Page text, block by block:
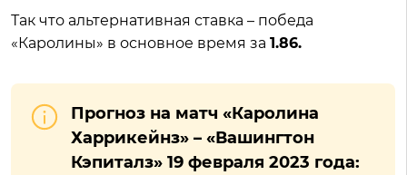
Так что альтернативная ставка – победа
«Каролины» в основное время за 1.86.
Прогноз на матч «Каролина
Харрикейнз» – «Вашингтон
Кэпиталз» 19 февраля 2023 года: